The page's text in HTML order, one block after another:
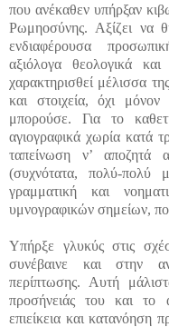
που ανέκαθεν υπήρξαν
Ρωμηοσύνης. Αξίζει να
ενδιαφέρουσα
αξιόλογα θεολογικά
χαρακτηρισθεί μέλισσα
και στοιχεία, όχι
μπορούσε. Για το
αγιογραφικά χωρία κατά
ταπείνωση ν’ αποζητά
(συχνότατα, πολύ-πολύ
γραμματική και
υμνογραφικών σημείων,
Υπήρξε γλυκύς στις
συνέβαινε και στην
περίπτωσης. Αυτή
προσήνειάς του και το
επιείκεια και κατανόηση